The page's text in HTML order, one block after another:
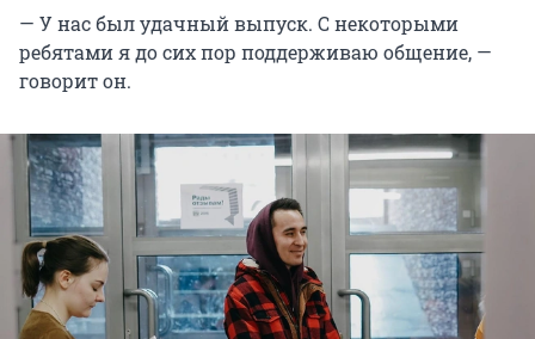
— У нас был удачный выпуск. С некоторыми
ребятами я до сих пор поддерживаю общение, —
говорит он.